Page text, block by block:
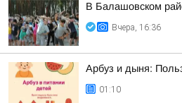
В Балашовском
Вчера, 16:36
Арбуз и дыня:
01:10